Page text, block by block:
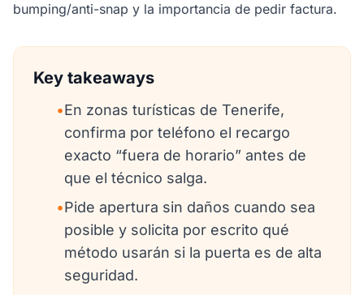
bumping/anti-snap y la importancia de pedir factura.
Key takeaways
•En zonas turísticas de Tenerife,
confirma por teléfono el recargo
exacto “fuera de horario” antes de
que el técnico salga.
•Pide apertura sin daños cuando sea
posible y solicita por escrito qué
método usarán si la puerta es de alta
seguridad.